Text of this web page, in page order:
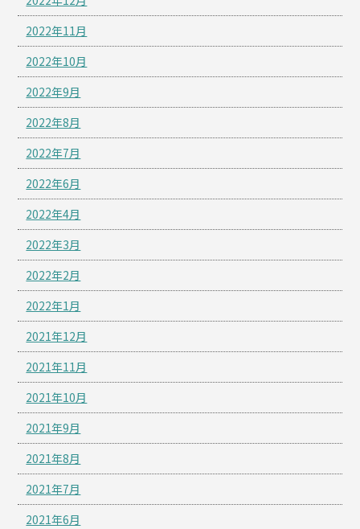
2022年11月
2022年10月
2022年9月
2022年8月
2022年7月
2022年6月
2022年4月
2022年3月
2022年2月
2022年1月
2021年12月
2021年11月
2021年10月
2021年9月
2021年8月
2021年7月
2021年6月